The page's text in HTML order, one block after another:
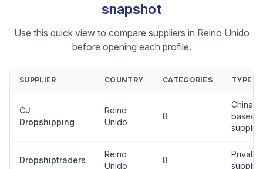
snapshot
Use this quick view to compare suppliers in Reino Unido
before opening each profile.
SUPPLIER COUNTRY CATEGORIES TYPE
CJ
Dropshipping
Reino
Unido
8
China-
based
supplier
Dropshiptraders
Reino
Unido
8
Private
supplier